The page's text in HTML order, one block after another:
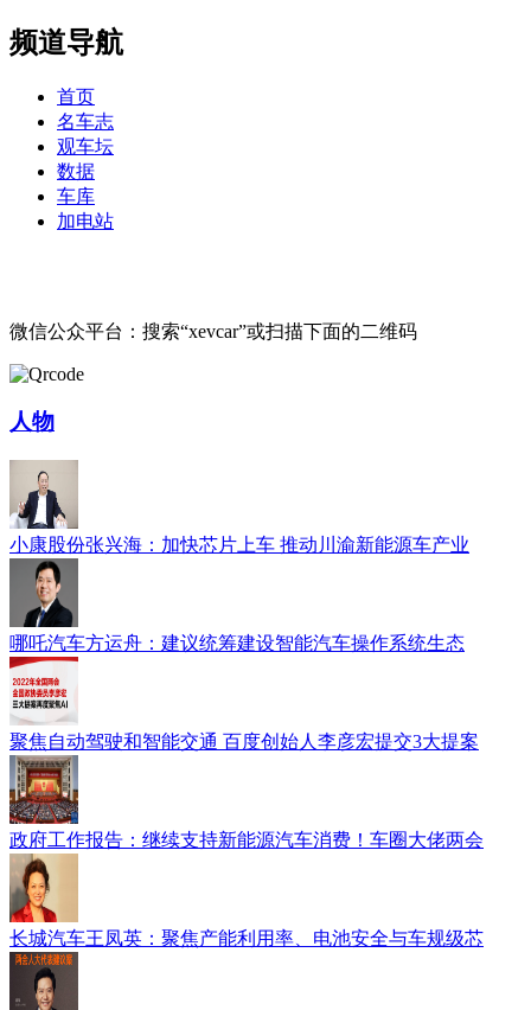
频道导航
首页
名车志
观车坛
数据
车库
加电站
微信公众平台：搜索“xevcar”或扫描下面的二维码
人物
小康股份张兴海：加快芯片上车 推动川渝新能源车产业
哪吒汽车方运舟：建议统筹建设智能汽车操作系统生态
聚焦自动驾驶和智能交通 百度创始人李彦宏提交3大提案
政府工作报告：继续支持新能源汽车消费！车圈大佬两会
长城汽车王凤英：聚焦产能利用率、电池安全与车规级芯